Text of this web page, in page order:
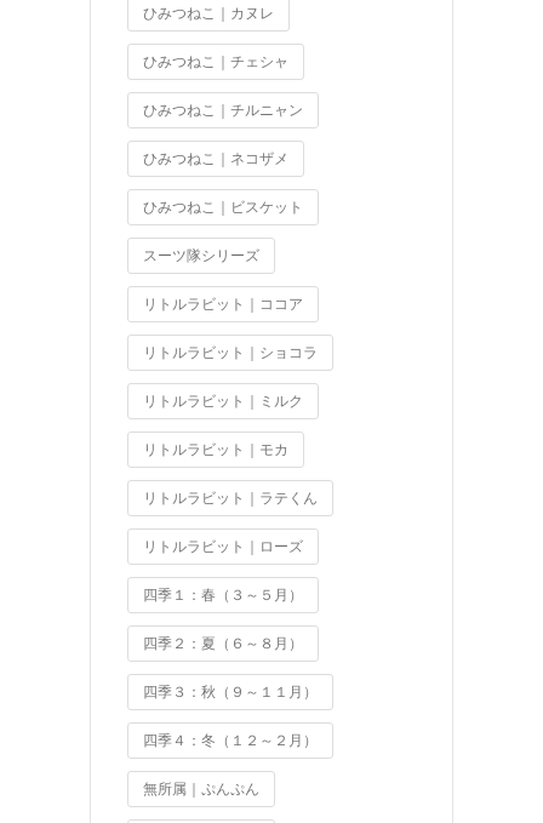
ひみつねこ｜カヌレ
ひみつねこ｜チェシャ
ひみつねこ｜チルニャン
ひみつねこ｜ネコザメ
ひみつねこ｜ビスケット
スーツ隊シリーズ
リトルラビット｜ココア
リトルラビット｜ショコラ
リトルラビット｜ミルク
リトルラビット｜モカ
リトルラビット｜ラテくん
リトルラビット｜ローズ
四季１：春（３～５月）
四季２：夏（６～８月）
四季３：秋（９～１１月）
四季４：冬（１２～２月）
無所属｜ぷんぷん